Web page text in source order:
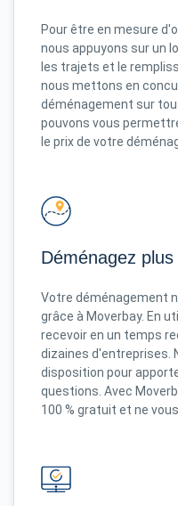
Pour être en mesure
nous appuyons sur un
les trajets et le
nous mettons en
déménagement sur
pouvons vous
le prix de votre
Déménagez
Votre déménagement
grâce à Moverbay. En
recevoir en un temps
dizaines d'entreprises.
disposition pour
questions. Avec
100 % gratuit et ne